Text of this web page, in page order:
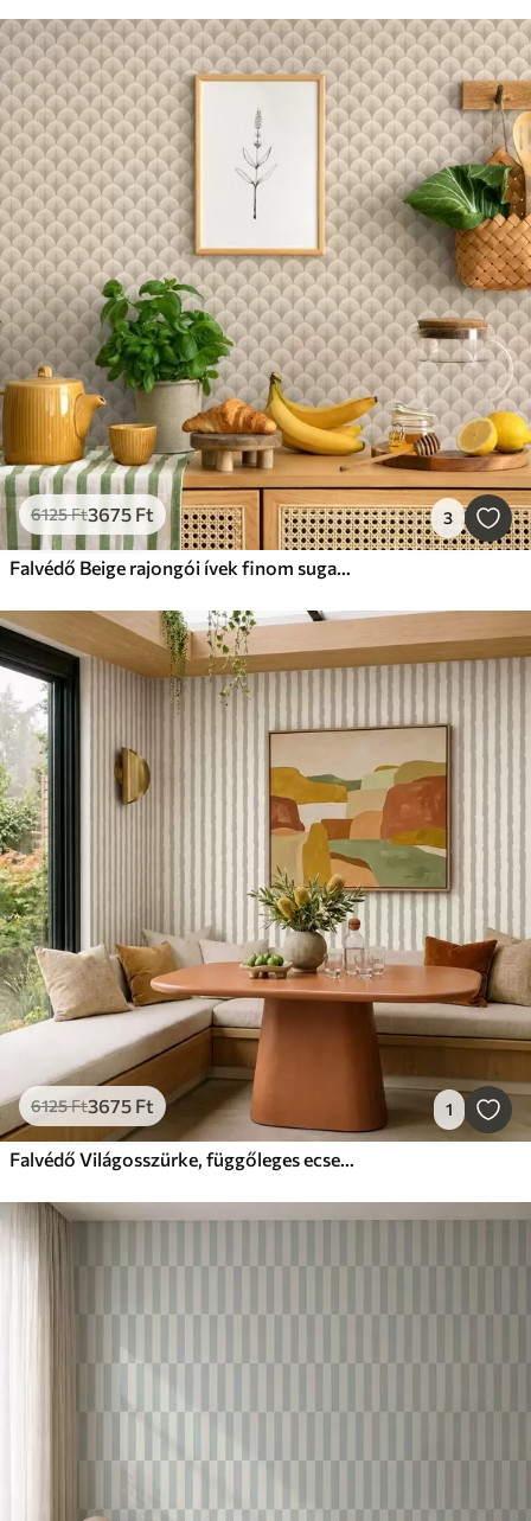
6125Ft3675 Ft 3
Falvédő Beige rajongói ívek finom sugarakkal világos háttér előtt
6125Ft3675 Ft 1
Falvédő Világosszürke, függőleges ecsetvonások világos háttér előtt